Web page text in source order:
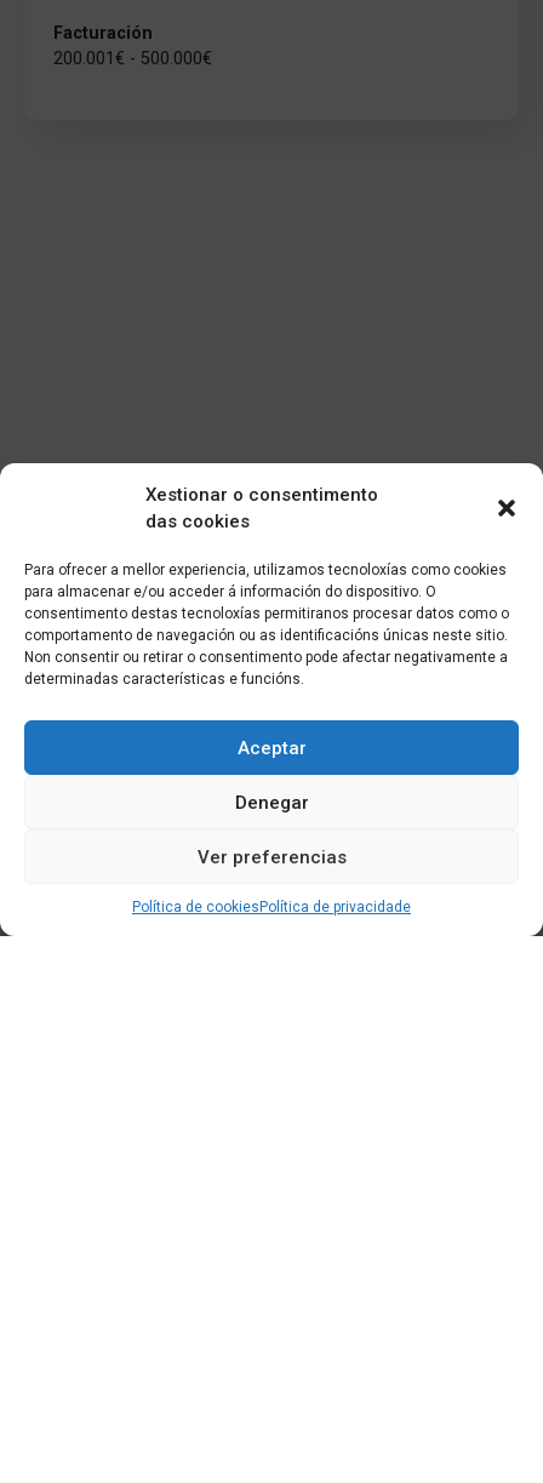
Xestionar o consentimento
das cookies
Para ofrecer a mellor experiencia, utilizamos tecnoloxías como cookies
para almacenar e/ou acceder á información do dispositivo. O
consentimento destas tecnoloxías permitiranos procesar datos como o
comportamento de navegación ou as identificacións únicas neste sitio.
Non consentir ou retirar o consentimento pode afectar negativamente a
determinadas características e funcións.
Aceptar
Denegar
Ver preferencias
Política de cookies Política de privacidade
Facturación
200.001€ - 500.000€